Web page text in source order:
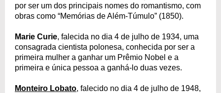
por ser um dos principais nomes do romantismo, com
obras como “Memórias de Além-Túmulo” (1850).
Marie Curie, falecida no dia 4 de julho de 1934, uma
consagrada cientista polonesa, conhecida por ser a
primeira mulher a ganhar um Prêmio Nobel e a
primeira e única pessoa a ganhá-lo duas vezes.
Monteiro Lobato, falecido no dia 4 de julho de 1948,